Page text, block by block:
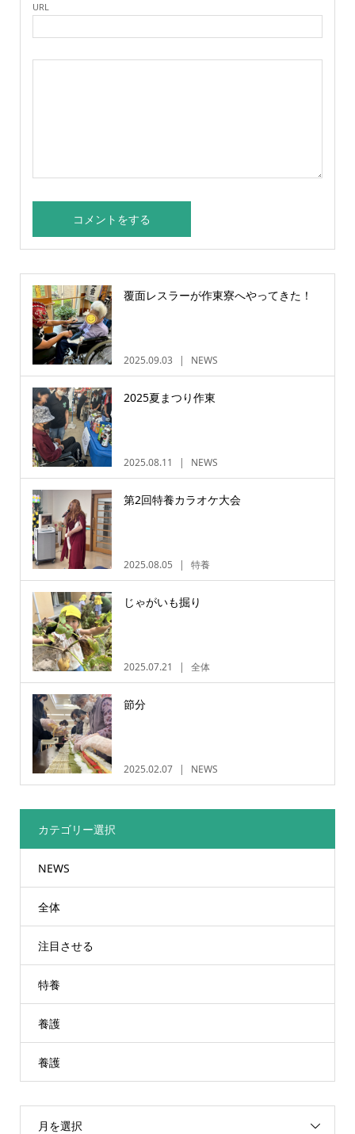
URL
覆面レスラーが作東寮へやってきた！
2025.09.03 NEWS
2025夏まつり作東
2025.08.11 NEWS
第2回特養カラオケ大会
2025.08.05 特養
じゃがいも掘り
2025.07.21 全体
節分
2025.02.07 NEWS
カテゴリー選択
NEWS
全体
注目させる
特養
養護
養護
月を選択